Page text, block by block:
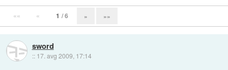
«« « 1 / 6 » »»
sword
:: 17. avg 2009, 17:14